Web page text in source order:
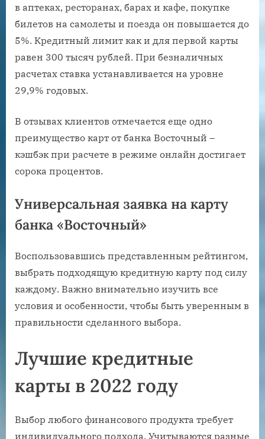
в аптеках, ресторанах, барах и кафе, покупке
билетов на самолеты и поезда он повышается до
5%. Кредитный лимит как и для первой карты
равен 300 тысяч рублей. При безналичных
расчетах ставка устанавливается на уровне
29,9% годовых.
В отзывах клиентов отмечается еще одно
преимущество карт от банка Восточный –
кэшбэк при расчете в режиме онлайн достигает
сорока процентов.
Универсальная заявка на карту
банка «Восточный»
Воспользовавшись представленным рейтингом,
выбрать подходящую кредитную карту под силу
каждому. Важно внимательно изучить все
условия и особенности, чтобы быть уверенным в
правильности сделанного выбора.
Лучшие кредитные
карты в 2022 году
Выбор любого финансового продукта требует
индивидуального подхода. Учитываются разные